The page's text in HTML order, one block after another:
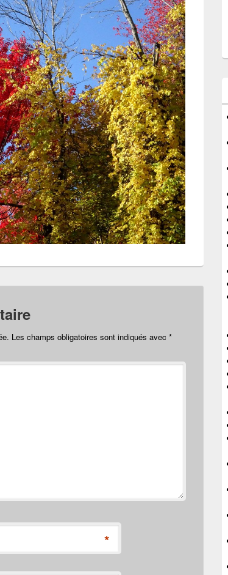
Les champs obligatoires sont indiqués avec *
*